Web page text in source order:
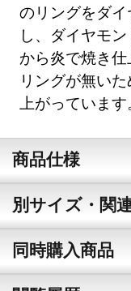
のリングをダ
し、ダイヤモ
から炎で焼き仕
リングが無い
上がっています
商品仕様
別サイズ・関
同時購入商品